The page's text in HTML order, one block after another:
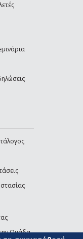
Ομάδα